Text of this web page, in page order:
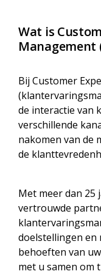
Wat is
Management
Bij Customer
de interactie van
verschillende
nakomen van de
de
Met meer dan 25
vertrouwde
doelstellingen en
behoeften van
met u samen om